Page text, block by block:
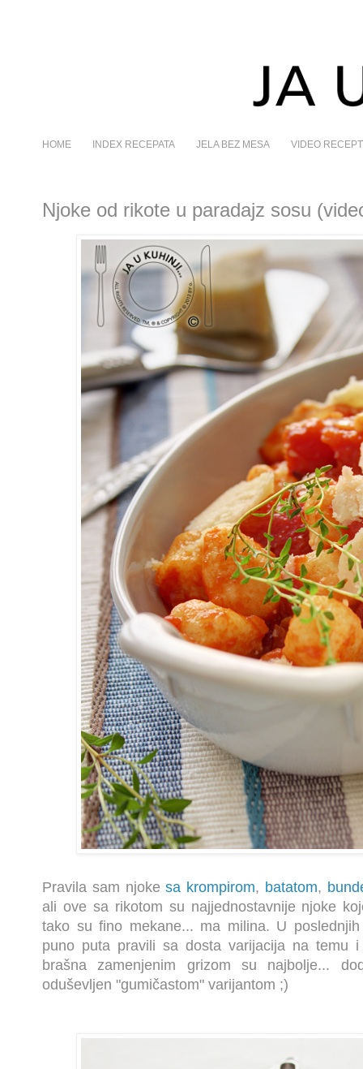
HOME INDEX RECEPATA JELA BEZ MESA VIDEO
Njoke od rikote u paradajz sosu
Pravila sam njokesa krompirom, batatom,
ali ove sa rikotom su najjednostavnije njoke
tako su fino mekane... ma milina. U
puno puta pravili sa dosta varijacija na temu
brašna zamenjenim grizom su najbolje...
oduševljen "gumičastom" varijantom ;)